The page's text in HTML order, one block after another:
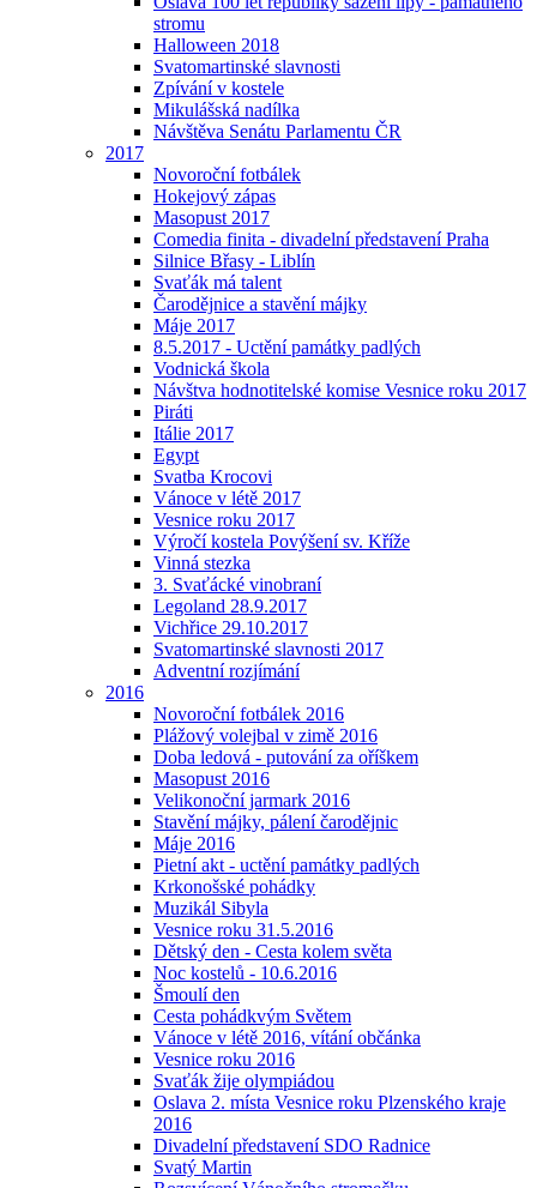
stromu
Halloween 2018
Svatomartinské slavnosti
Zpívání v kostele
Mikulášská nadílka
Návštěva Senátu Parlamentu ČR
2017
Novoroční fotbálek
Hokejový zápas
Masopust 2017
Comedia finita - divadelní představení Praha
Silnice Břasy - Liblín
Svaťák má talent
Čarodějnice a stavění májky
Máje 2017
8.5.2017 - Uctění památky padlých
Vodnická škola
Návštva hodnotitelské komise Vesnice roku 2017
Piráti
Itálie 2017
Egypt
Svatba Krocovi
Vánoce v létě 2017
Vesnice roku 2017
Výročí kostela Povýšení sv. Kříže
Vinná stezka
3. Svaťácké vinobraní
Legoland 28.9.2017
Vichřice 29.10.2017
Svatomartinské slavnosti 2017
Adventní rozjímání
2016
Novoroční fotbálek 2016
Plážový volejbal v zimě 2016
Doba ledová - putování za oříškem
Masopust 2016
Velikonoční jarmark 2016
Stavění májky, pálení čarodějnic
Máje 2016
Pietní akt - uctění památky padlých
Krkonošské pohádky
Muzikál Sibyla
Vesnice roku 31.5.2016
Dětský den - Cesta kolem světa
Noc kostelů - 10.6.2016
Šmoulí den
Cesta pohádkvým Světem
Vánoce v létě 2016, vítání občánka
Vesnice roku 2016
Svaťák žije olympiádou
Oslava 2. místa Vesnice roku Plzenského kraje
2016
Divadelní představení SDO Radnice
Svatý Martin